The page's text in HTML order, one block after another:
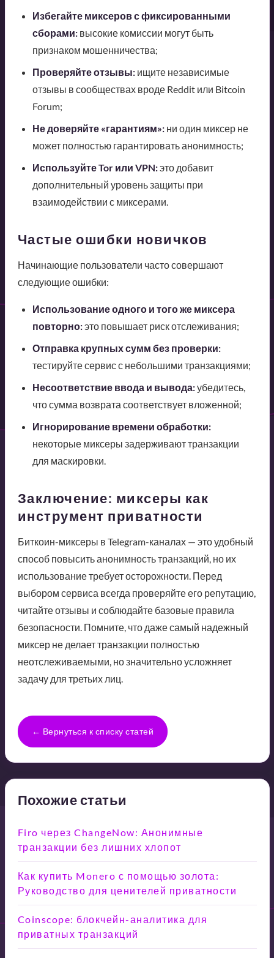
Избегайте миксеров с фиксированными
сборами:высокие комиссии могут быть
признаком мошенничества;
Проверяйте отзывы:ищите независимые
отзывы в сообществах вроде Reddit или Bitcoin
Forum;
Не доверяйте «гарантиям»:ни один миксер не
может полностью гарантировать анонимность;
Используйте Tor или VPN:это добавит
дополнительный уровень защиты при
взаимодействии с миксерами.
Частые ошибки новичков
Начинающие пользователи часто совершают
следующие ошибки:
Использование одного и того же миксера
повторно:это повышает риск отслеживания;
Отправка крупных сумм без проверки:
тестируйте сервис с небольшими транзакциями;
Несоответствие ввода и вывода:убедитесь,
что сумма возврата соответствует вложенной;
Игнорирование времени обработки:
некоторые миксеры задерживают транзакции
для маскировки.
Заключение: миксеры как
инструмент приватности
Биткоин-миксеры в Telegram-каналах — это удобный
способ повысить анонимность транзакций, но их
использование требует осторожности. Перед
выбором сервиса всегда проверяйте его репутацию,
читайте отзывы и соблюдайте базовые правила
безопасности. Помните, что даже самый надежный
миксер не делает транзакции полностью
неотслеживаемыми, но значительно усложняет
задачу для третьих лиц.
← Вернуться к списку статей
Похожие статьи
Firo через ChangeNow: Анонимные
транзакции без лишних хлопот
Как купить Monero с помощью золота:
Руководство для ценителей приватности
Coinscope: блокчейн-аналитика для
приватных транзакций